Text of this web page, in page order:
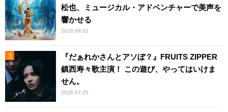
松也、ミュージカル・アドベンチャーで美声を
響かせる
2026.08.01
『だぁれかさんとアソぼ？』FRUITS ZIPPER
鎮西寿々歌主演！ この遊び、やってはいけま
せん。
2026.07.25